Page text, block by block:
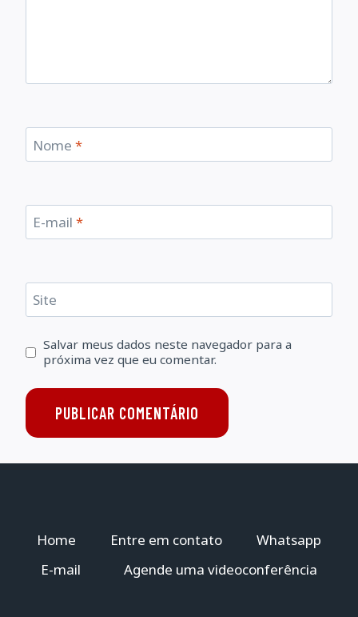
Nome *
E-mail *
Site
Salvar meus dados neste navegador para a
próxima vez que eu comentar.
Home Entre em contato
Whatsapp
E-mail
Agende uma videoconferência